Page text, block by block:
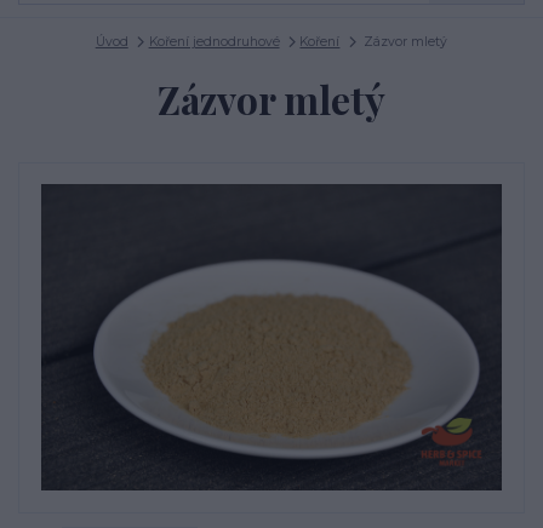
Úvod Koření jednodruhové Koření Zázvor mletý
Zázvor mletý